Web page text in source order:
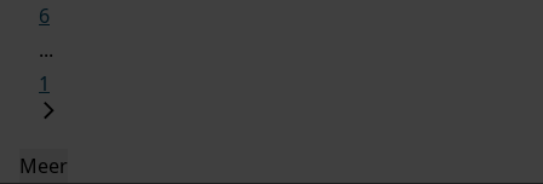
6
...
1
Meer